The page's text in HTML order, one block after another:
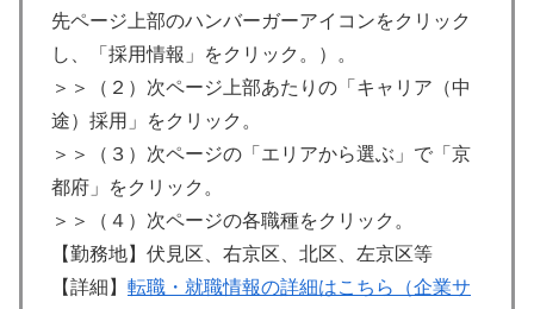
先ページ上部のハンバーガーアイコンをクリック
し、「採用情報」をクリック。）。
＞＞（２）次ページ上部あたりの「キャリア（中
途）採用」をクリック。
＞＞（３）次ページの「エリアから選ぶ」で「京
都府」をクリック。
＞＞（４）次ページの各職種をクリック。
【勤務地】伏見区、右京区、北区、左京区等
【詳細】 転職・就職情報の詳細はこちら（企業サ